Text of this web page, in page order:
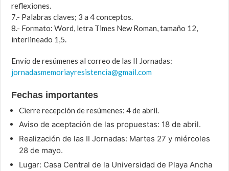
reflexiones.
7.- Palabras claves; 3 a 4 conceptos.
8.- Formato: Word, letra Times New Roman, tamaño 12,
interlineado 1,5.
Envío de resúmenes al correo de las II Jornadas:
jornadasmemoriayresistencia@gmail.com
Fechas importantes
Cierre recepción de resúmenes: 4 de abril.
Aviso de aceptación de las propuestas: 18 de abril.
Realización de las II Jornadas: Martes 27 y miércoles
28 de mayo.
Lugar: Casa Central de la Universidad de Playa Ancha